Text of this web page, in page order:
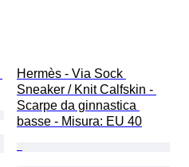
Hermès - Via Sock
Sneaker / Knit Calfskin -
Scarpe da ginnastica
basse - Misura: EU 40